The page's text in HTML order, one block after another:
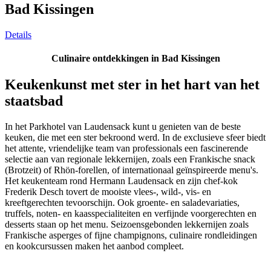
Bad Kissingen
Details
Culinaire ontdekkingen in Bad Kissingen
Keukenkunst met ster in het hart van het
staatsbad
In het Parkhotel van Laudensack kunt u genieten van de beste
keuken, die met een ster bekroond werd. In de exclusieve sfeer biedt
het attente, vriendelijke team van professionals een fascinerende
selectie aan van regionale lekkernijen, zoals een Frankische snack
(Brotzeit) of Rhön-forellen, of internationaal geïnspireerde menu's.
Het keukenteam rond Hermann Laudensack en zijn chef-kok
Frederik Desch tovert de mooiste vlees-, wild-, vis- en
kreeftgerechten tevoorschijn. Ook groente- en saladevariaties,
truffels, noten- en kaasspecialiteiten en verfijnde voorgerechten en
desserts staan op het menu. Seizoensgebonden lekkernijen zoals
Frankische asperges of fijne champignons, culinaire rondleidingen
en kookcursussen maken het aanbod compleet.